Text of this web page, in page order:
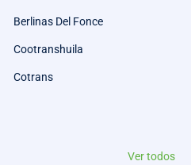
Berlinas Del Fonce
Cootranshuila
Cotrans
Ver todos